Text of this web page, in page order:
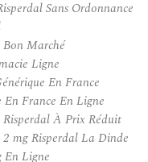
Sans Ordonnance
Bon Marché
Ligne
En France
France En Ligne
À Prix Réduit
mg Risperdal La Dinde
En Ligne